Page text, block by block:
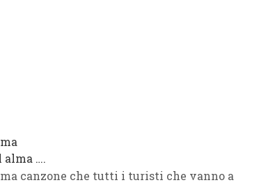
alma ….
canzone che tutti i turisti che vanno a